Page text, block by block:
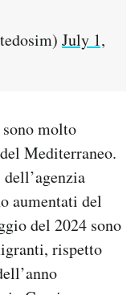
July 1,
molto
Mediterraneo.
aumentati del
del 2024 sono
rispetto